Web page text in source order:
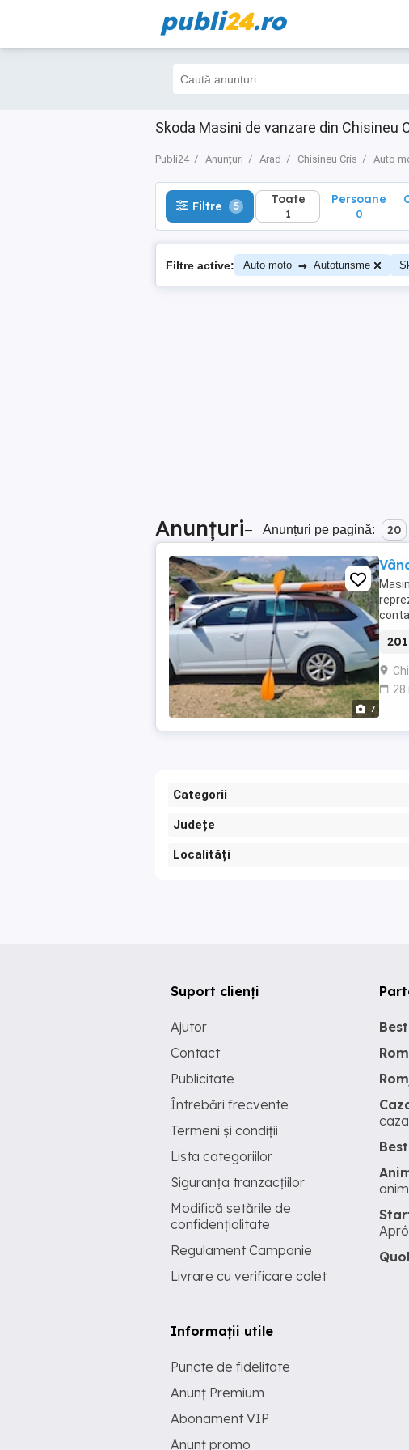
publi24.ro
Skoda Masini de vanzare din Chisineu
Publi24 Anunțuri Arad Chisineu Cris Auto
Filtre 5 Toate
1
Filtre 5 Toate
1
Persoane
0
Filtre active: Auto moto → Autoturisme
Anunțuri– Anunțuri pe pagină: 20
7
28
Categorii
Județe
Localități
Suport clienți
Ajutor
Contact
Publicitate
Întrebări frecvente
Termeni și condiții
Lista categoriilor
Siguranța tranzacțiilor
Modifică setările de
confidențialitate
Regulament Campanie
Livrare cu verificare colet
Informații utile
Puncte de fidelitate
Anunț Premium
Abonament VIP
Anunț promo